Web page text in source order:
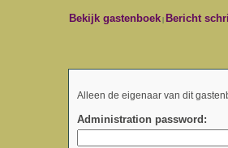
Bekijk gastenboek| Bericht
Alleen de eigenaar van dit
Administration password: